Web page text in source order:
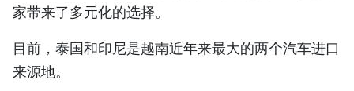
РУССКИЙ
ESPAÑOL
家带来了多元化的选择。
目前，泰国和印尼是越南近年来最大的两个汽车进口
来源地。